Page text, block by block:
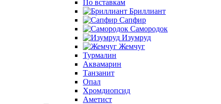
По вставкам
Бриллиант
Сапфир
Самородок
Изумруд
Жемчуг
Турмалин
Аквамарин
Танзанит
Опал
Хромдиопсид
Аметист